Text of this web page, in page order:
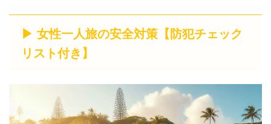
▶ 女性一人旅の安全対策【防犯チェック
リスト付き】